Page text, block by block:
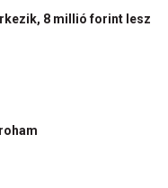
8 millió forint lesz